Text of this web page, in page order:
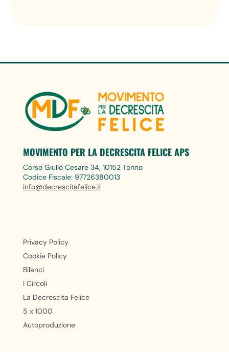
MOVIMENTO PER LA DECRESCITA FELICE APS
Corso Giulio Cesare 34, 10152 Torino
Codice Fiscale: 97726380013
info@decrescitafelice.it
Privacy Policy
Cookie Policy
Bilanci
I Circoli
La Decrescita Felice
5 x 1000
Autoproduzione